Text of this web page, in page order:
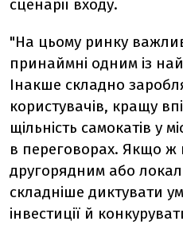
сценарії входу.
"На цьому ринку
принаймні одним із
Інакше складно
користувачів, кращу
щільність самокатів у
в переговорах. Якщо ж
другорядним або
складніше диктувати
інвестиції й